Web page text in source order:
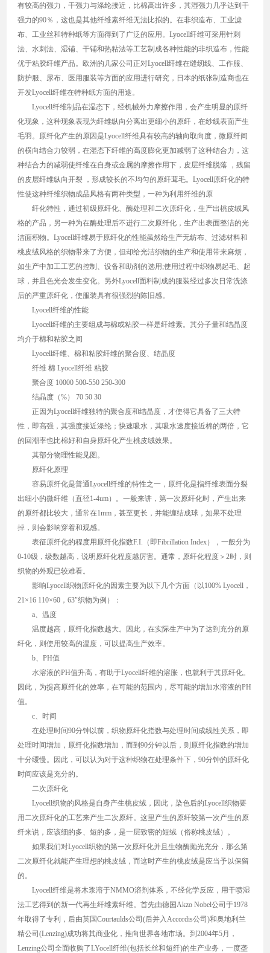
有较高的强力，干强力与涤纶接近，比棉高出许多，其湿强力几乎达到干
强力的90％，这也是其他纤维素纤维无法比拟的。在非织造布、工业滤
布、工业丝和特种纸等方面得到了广泛的应用。Lyocell纤维可采用针刺
法、水刺法、湿铺、干铺和热粘法等工艺制成各种性能的非织造布，性能
优于粘胶纤维产品。欧洲的几家公司正对Lyocell纤维在缝纫线、工作服、
防护服、尿布、医用服装等方面的应用进行研究，日本的纸张制造商也在
开发Lyocell纤维在特种纸方面的用途。
Lyocell纤维制品在湿态下，经机械外力摩擦作用，会产生明显的原纤
化现象，这种现象表现为纤维纵向分离出更细小的原纤，在纱线表面产生
毛羽。原纤化产生的原因是Lyocell纤维具有较高的轴向取向度，微原纤间
的横向结合力较弱，在湿态下纤维的高度膨化更加减弱了这种结合力，这
种结合力的减弱使纤维在自身或金属的摩擦作用下，皮层纤维脱落 ，残留
的皮层纤维纵向开裂 ，形成较长的不均匀的原纤茸毛。Lyocell原纤化的特
性使这种纤维织物成品风格有两种类型，一种为利用纤维的原
纤化特性，通过初级原纤化、酶处理和二次原纤化，生产出桃皮绒风
格的产品，另一种为在酶处理后不进行二次原纤化，生产出表面整洁的光
洁面积物。Lyocell纤维易于原纤化的性能虽然给生产无纺布、过滤材料和
桃皮绒风格的织物带来了方便，但却给光洁织物的生产和使用带来麻烦，
如生产中加工工艺的控制、设备和助剂的选用;使用过程中织物易起毛、起
球，并且色光会发生变化。另外Lyocell面料制成的服装经过多次日常洗涤
后的严重原纤化，使服装具有很强烈的陈旧感。
Lyocell纤维的性能
Lyocell纤维的主要组成与棉或粘胶一样是纤维素。其分子量和结晶度
均介于棉和粘胶之间
Lyocell纤维、棉和粘胶纤维的聚合度、结晶度
纤维 棉 Lyocell纤维 粘胶
聚合度 10000 500-550 250-300
结晶度（%） 70 50 30
正因为Lyocell纤维独特的聚合度和结晶度，才使得它具备了三大特
性，即高强，其强度接近涤纶；快速吸水，其吸水速度接近棉的两倍，它
的回潮率也比棉好和自身原纤化产生桃皮绒效果。
其部分物理性能见图。
原纤化原理
容易原纤化是普通Lyocell纤维的特性之一，原纤化是指纤维表面分裂
出细小的微纤维（直径1-4um）。一般来讲，第一次原纤化时，产生出来
的原纤都比较大，通常在1mm，甚至更长，并能缠结成球，如果不处理
掉，则会影响穿着和观感。
表征原纤化的程度用原纤化指数F.I.（即Fibrillation Index），一般分为
0-10级，级数越高，说明原纤化程度越厉害。通常，原纤化程度＞2时，则
织物的外观已较难看。
影响Lyocell织物原纤化的因素主要为以下几个方面（以100% Lyocell，
21×16 110×60，63″织物为例）：
a、温度
温度越高，原纤化指数越大。因此，在实际生产中为了达到充分的原
纤化，则使用较高的温度，可以提高生产效率。
b、PH值
水溶液的PH值升高，有助于Lyocell纤维的溶胀，也就利于其原纤化。
因此，为提高原纤化的效率，在可能的范围内，尽可能的增加水溶液的PH
值。
c、时间
在处理时间90分钟以前，织物原纤化指数与处理时间成线性关系，即
处理时间增加，原纤化指数增加，而到90分钟以后，则原纤化指数的增加
十分缓慢。因此，可以认为对于这种织物在处理条件下，90分钟的原纤化
时间应该是充分的。
二次原纤化
Lyocell织物的风格是自身产生桃皮绒，因此，染色后的Lyocell织物要
用二次原纤化的工艺来产生二次原纤。这里产生的原纤较第一次产生的原
纤来说，应该细的多、短的多，是一层致密的短绒（俗称桃皮绒）。
如果我们对Lyocell织物的第一次原纤化并且生物酶抛光充分，那么第
二次原纤化就能产生理想的桃皮绒，而这时产生的桃皮绒是应当予以保留
的。
Lyocell纤维是将木浆溶于NMMO溶剂体系，不经化学反应，用干喷湿
法工艺得到的新一代再生纤维素纤维。首先由德国Akzo Nobel公司于1978
年取得了专利，后由英国Courtaulds公司(后并入Accordis公司)和奥地利兰
精公司(Lenzing)成功将其商业化，推向世界各地市场。到2004年5月，
Lenzing公司全面收购了LYocell纤维(包括长丝和短纤)的生产业务，一度垄